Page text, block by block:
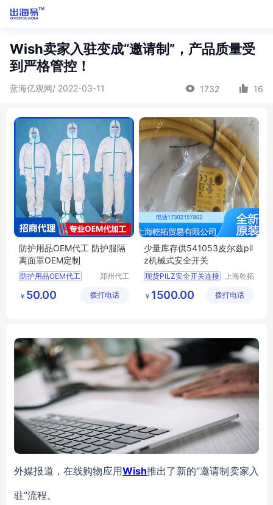
Wish卖家入驻变成“邀请制”，产品质量受
到严格管控！
蓝海亿观网/ 2022-03-11 1732 16
防护用品OEM代工 防护服隔
离面罩OEM定制
防护用品OEM代工
防护用品代工
郑州代工
技有限公
￥ 50.00 拨打电话
少量库存供541053皮尔兹pil
z机械式安全开关
现货PILZ安全开关连接
皮尔兹继电器有部分现货
上海乾拓
公司
￥ 1500.00 拨打电话
外媒报道，在线购物应用Wish推出了新的“邀请制卖家入
驻”流程。